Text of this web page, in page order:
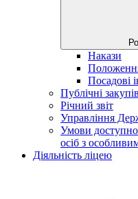
Накази
Посадові
Публічні
Річний звіт
Управління
Умови
осіб з
Діяльність ліцею